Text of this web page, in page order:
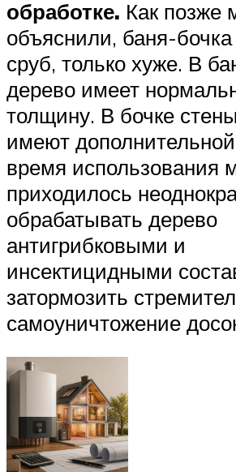
обработке. Как позже
объяснили, баня-бочка
сруб, только хуже. В
дерево имеет
толщину. В бочке
имеют
время использования
приходилось
обрабатывать дерево
антигрибковыми и
инсектицидными
затормозить
самоуничтожение